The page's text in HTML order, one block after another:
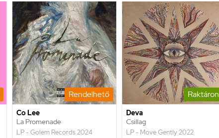
Rendelhető
Co Lee
La Promenade
LP - Golem Records 2024
Raktáron
Deva
Csillag
LP - Move Gently 2022